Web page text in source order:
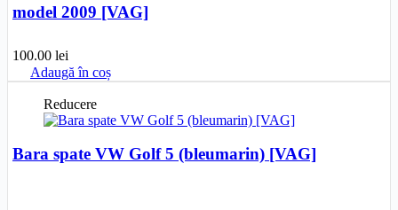
model 2009 [VAG]
100.00 lei
Adaugă în coș
Reducere
Bara spate VW Golf 5 (bleumarin) [VAG]